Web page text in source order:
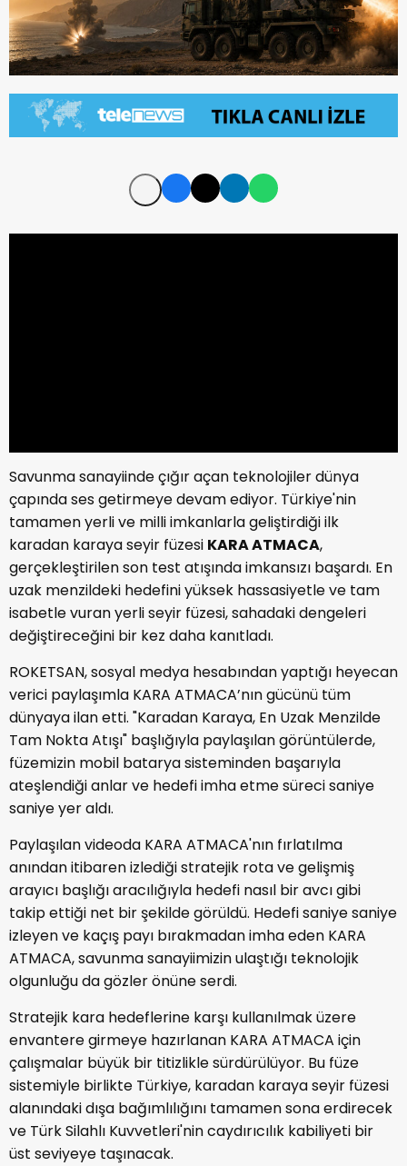
Savunma sanayiinde çığır açan teknolojiler dünya
çapında ses getirmeye devam ediyor. Türkiye'nin
tamamen yerli ve milli imkanlarla geliştirdiği ilk
karadan karaya seyir füzesi KARA ATMACA,
gerçekleştirilen son test atışında imkansızı başardı. En
uzak menzildeki hedefini yüksek hassasiyetle ve tam
isabetle vuran yerli seyir füzesi, sahadaki dengeleri
değiştireceğini bir kez daha kanıtladı.
ROKETSAN, sosyal medya hesabından yaptığı heyecan
verici paylaşımla KARA ATMACA’nın gücünü tüm
dünyaya ilan etti. "Karadan Karaya, En Uzak Menzilde
Tam Nokta Atışı" başlığıyla paylaşılan görüntülerde,
füzemizin mobil batarya sisteminden başarıyla
ateşlendiği anlar ve hedefi imha etme süreci saniye
saniye yer aldı.
Paylaşılan videoda KARA ATMACA'nın fırlatılma
anından itibaren izlediği stratejik rota ve gelişmiş
arayıcı başlığı aracılığıyla hedefi nasıl bir avcı gibi
takip ettiği net bir şekilde görüldü. Hedefi saniye saniye
izleyen ve kaçış payı bırakmadan imha eden KARA
ATMACA, savunma sanayiimizin ulaştığı teknolojik
olgunluğu da gözler önüne serdi.
Stratejik kara hedeflerine karşı kullanılmak üzere
envantere girmeye hazırlanan KARA ATMACA için
çalışmalar büyük bir titizlikle sürdürülüyor. Bu füze
sistemiyle birlikte Türkiye, karadan karaya seyir füzesi
alanındaki dışa bağımlılığını tamamen sona erdirecek
ve Türk Silahlı Kuvvetleri'nin caydırıcılık kabiliyeti bir
üst seviyeye taşınacak.